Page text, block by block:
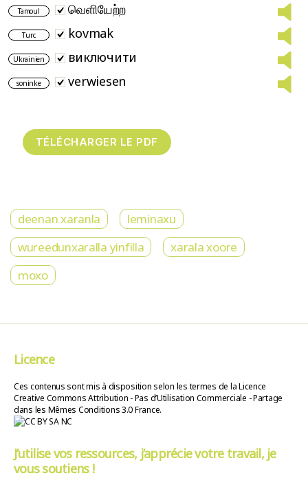
Tamoul வெளியேற்ற
Turc kovmak
Ukrainien виключити
soninke verwiesen
deenan xaranla
leminaxu
wureedunxaralla yinfilla
xarala xoore
moxo
Licence
Ces contenus sont mis à disposition selon les termes de la Licence
Creative Commons Attribution - Pas d’Utilisation Commerciale - Partage
dans les Mêmes Conditions 3.0 France.
J’utilise vos ressources, j’apprécie votre travail, je
vous soutiens !